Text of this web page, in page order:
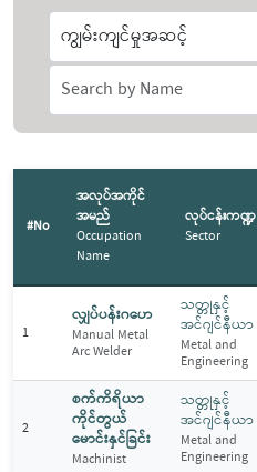
#No
အလုပ်အကိုင်
အမည်
Occupation
Name
လုပ်ငန်းကဏ္ဍ
Sector
1
လျှပ်ပန်းဂဟေ
Manual Metal
Arc Welder
သတ္တုနှင့်
အင်ဂျင်နီယာ
Metal and
Engineering
2
စက်ကိရိယာ
ကိုင်တွယ်
မောင်းနှင်ခြင်း
Machinist
သတ္တုနှင့်
အင်ဂျင်နီယာ
Metal and
Engineering